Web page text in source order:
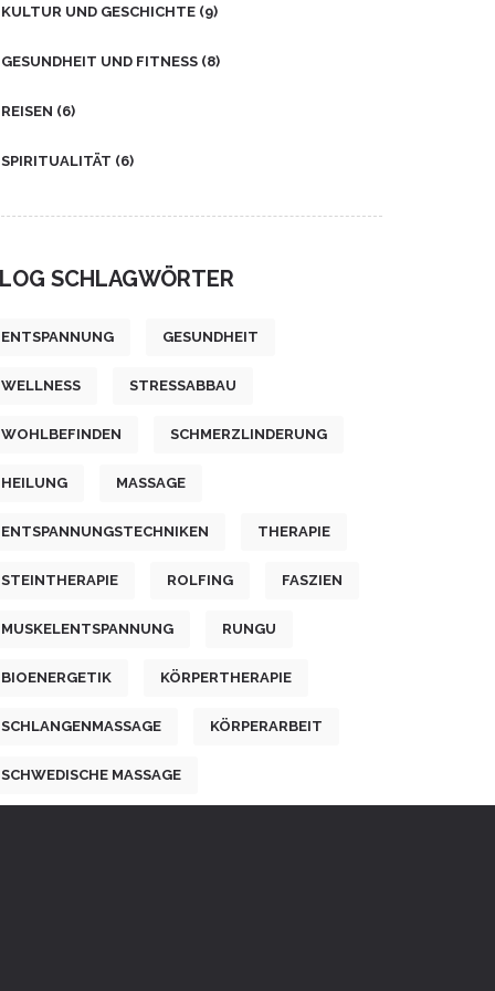
KULTUR UND GESCHICHTE (9)
GESUNDHEIT UND FITNESS (8)
REISEN (6)
SPIRITUALITÄT (6)
SCHLAGWÖRTER
ENTSPANNUNG GESUNDHEIT
WELLNESS STRESSABBAU
WOHLBEFINDEN SCHMERZLINDERUNG
HEILUNG MASSAGE
ENTSPANNUNGSTECHNIKEN THERAPIE
STEINTHERAPIE ROLFING FASZIEN
MUSKELENTSPANNUNG RUNGU
BIOENERGETIK KÖRPERTHERAPIE
SCHLANGENMASSAGE KÖRPERARBEIT
SCHWEDISCHE MASSAGE